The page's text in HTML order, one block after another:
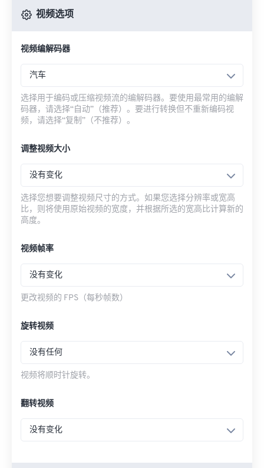
视频选项
视频编解码器
汽车
选择用于编码或压缩视频流的编解码器。要使用最常用的编解
码器，请选择“自动”（推荐）。要进行转换但不重新编码视
频，请选择“复制”（不推荐）。
调整视频大小
没有变化
选择您想要调整视频尺寸的方式。如果您选择分辨率或宽高
比，则将使用原始视频的宽度，并根据所选的宽高比计算新的
高度。
视频帧率
没有变化
更改视频的 FPS（每秒帧数）
旋转视频
没有任何
视频将顺时针旋转。
翻转视频
没有变化